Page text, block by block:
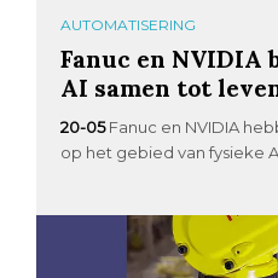
AUTOMATISERING
Fanuc en NVIDIA
AI samen tot
20-05 Fanuc en NVIDIA
op het gebied van fysieke